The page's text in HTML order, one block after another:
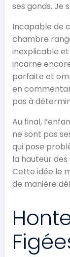
ses gonds. Je
Incapable de
chambre
inexplicable
incarne
parfaite et
en
pas à
Au final,
ne sont pas
qui pose
la hauteur
Cette idée le
de manière